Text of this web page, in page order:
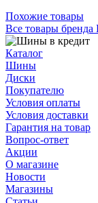
Похожие товары
Все товары
Каталог
Шины
Диски
Покупателю
Условия оплаты
Условия доставки
Гарантия на товар
Вопрос-ответ
Акции
О магазине
Новости
Магазины